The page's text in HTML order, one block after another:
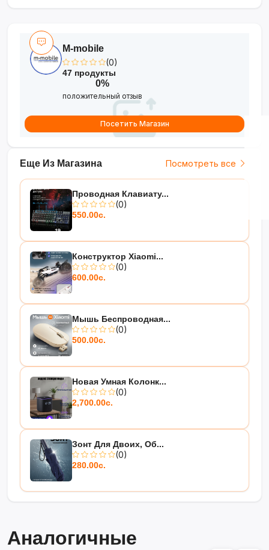
Еще Из Магазина Посмотреть все
Проводная Клавиату...
(0)
550.00с.
Конструктор Xiaomi...
(0)
600.00с.
Мышь Беспроводная...
(0)
500.00с.
Новая Умная Колонк...
(0)
2,700.00с.
Зонт Для Двоих, Об...
(0)
280.00с.
M-mobile
(0)
47 продукты
0%
положительный отзыв
Посетить Магазин
Аналогичные